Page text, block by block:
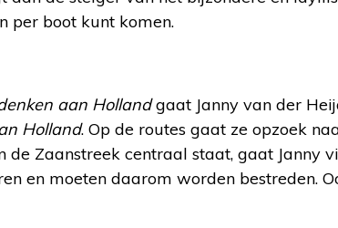
per boot kunt komen.
aan Hollandgaat Janny van der
Holland. Op de routes gaat ze opzoek
Zaanstreek centraal staat, gaat Janny
en moeten daarom worden bestreden.